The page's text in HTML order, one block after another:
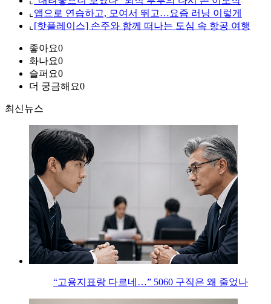
⌞ 앱으로 연습하고, 모여서 뛰고…요즘 러닝 이렇게
⌞ [핫플레이스] 손주와 함께 떠나는 도심 속 항공 여행
좋아요0
화나요0
슬퍼요0
더 궁금해요0
최신뉴스
“고용지표랑 다르네…” 5060 구직은 왜 줄었나